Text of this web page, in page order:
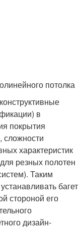
потолка
в
покрытия
сложности
характеристик
резных полотен
Таким
багет
стороной его
дизайн-